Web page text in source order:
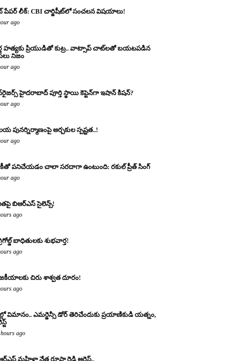
పేపర్ లీక్: CBI చార్జిషీట్‌లో సంచలన విషయాలు!
ago
హత్యకు ప్రియుడితో కుట్ర.. వాట్సాప్ చాట్‌లతో బయటపడిన
నిజం
ago
హైదరాబాద్ పూర్తి స్థాయి కెప్టెన్‌గా ఇషాన్ కిషన్?
ago
పునర్నిర్మాణంపై అర్చకుల స్పష్టత..!
ago
పనిచేయడం చాలా సరదాగా ఉంటుంది: రకుల్ ప్రీత్ సింగ్
ago
బిఆర్ఎస్ సైలెన్స్!
ago
బాధితులకు శుభవార్త!
ago
చిరు శాశ్వత దూరం!
ago
విమానం.. ఎమర్జెన్సీ డోర్ తెరిచేందుకు ప్రయాణికుడి యత్నం,
ago
మహిళా నేత రూపా రెడ్డి అరెస్ట్..